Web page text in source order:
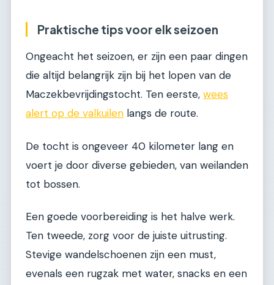
Praktische tips voor elk seizoen
Ongeacht het seizoen, er zijn een paar dingen
die altijd belangrijk zijn bij het lopen van de
Maczekbevrijdingstocht. Ten eerste, wees
alert op de valkuilen langs de route.
De tocht is ongeveer 40 kilometer lang en
voert je door diverse gebieden, van weilanden
tot bossen.
Een goede voorbereiding is het halve werk.
Ten tweede, zorg voor de juiste uitrusting.
Stevige wandelschoenen zijn een must,
evenals een rugzak met water, snacks en een